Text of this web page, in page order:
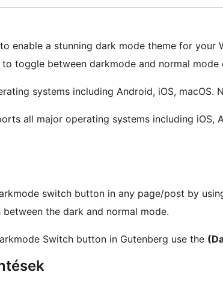
enable a stunning dark mode theme for your
toggle between darkmode and normal mode
systems including Android, iOS, macOS.
all major operating systems including iOS,
switch button in any page/post by
the dark and normal mode.
Switch button in Gutenberg use the